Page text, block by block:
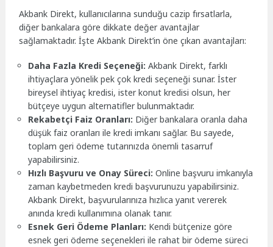
Akbank Direkt, kullanıcılarına sunduğu cazip fırsatlarla,
diğer bankalara göre dikkate değer avantajlar
sağlamaktadır. İşte Akbank Direkt’in öne çıkan avantajları:
Daha Fazla Kredi Seçeneği: Akbank Direkt, farklı
ihtiyaçlara yönelik pek çok kredi seçeneği sunar. İster
bireysel ihtiyaç kredisi, ister konut kredisi olsun, her
bütçeye uygun alternatifler bulunmaktadır.
Rekabetçi Faiz Oranları: Diğer bankalara oranla daha
düşük faiz oranları ile kredi imkanı sağlar. Bu sayede,
toplam geri ödeme tutarınızda önemli tasarruf
yapabilirsiniz.
Hızlı Başvuru ve Onay Süreci: Online başvuru imkanıyla
zaman kaybetmeden kredi başvurunuzu yapabilirsiniz.
Akbank Direkt, başvurularınıza hızlıca yanıt vererek
anında kredi kullanımına olanak tanır.
Esnek Geri Ödeme Planları: Kendi bütçenize göre
esnek geri ödeme seçenekleri ile rahat bir ödeme süreci